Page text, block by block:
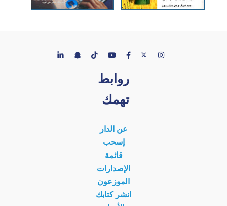
روابط
تهمك
عن الدار
إسحب
قائمة
الإصدارات
الموزعون
انشر كتابك